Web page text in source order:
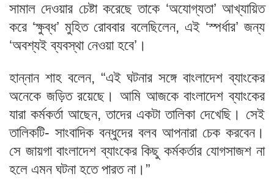
সামাল দেওয়ার চেষ্টা করেছে তাকে ‘অযোগ্যতা’ আখ্যায়িত
করে ‘ক্ষুব্ধ’ মুহিত রোববার বলেছিলেন, এই ‘স্পর্ধার’ জন্য
‘অবশ্যই ব্যবস্থা নেওয়া হবে’।
হান্নান শাহ বলেন, “এই ঘটনার সঙ্গে বাংলাদেশ ব্যাংকের
অনেকে জড়িত রয়েছে। আমি আজকে বাংলাদেশ ব্যাংকের
যারা কর্মকর্তা আছেন, তাদের একটা তালিকা দেখেছি। সেই
তালিকটি- সাংবাদিক বন্ধুদের বলব আপনারা চেক করবেন।
সে জায়গা বাংলাদেশ ব্যাংকের কিছু কর্মকর্তার যোগসাজশ না
হলে এমন ঘটনা হতে পারত না।”